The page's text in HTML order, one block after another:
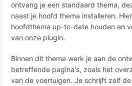
ontvang je een standaard thema,
naast je hoofd thema installeren.
hoofdthema up-to-date houden en
van onze plugin.
Binnen dit thema werk je aan de
betreffende pagina's, zoals het
van de voertuigen. Je schrijft zelf de